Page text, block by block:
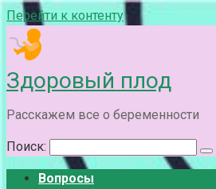
Перейти к контенту
Здоровый плод
Расскажем все о беременности
Поиск:
Вопросы